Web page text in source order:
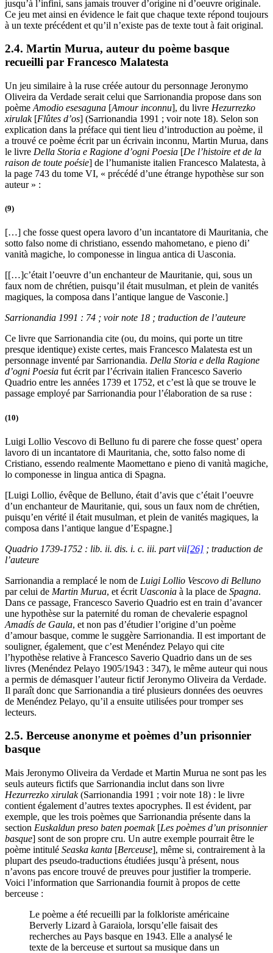
jusqu’à l’infini, sans jamais trouver d’origine ni d’oeuvre originale.
Ce jeu met ainsi en évidence le fait que chaque texte répond toujours
à un texte précédent et qu’il n’existe pas de texte tout à fait original.
2.4. Martin Murua, auteur du poème basque
recueilli par Francesco Malatesta
Un jeu similaire à la ruse créée autour du personnage Jeronymo
Oliveira da Verdade serait celui que Sarrionandia propose dans son
poème Amodio esesaguna [Amour inconnu], du livre Hezurrezko
xirulak [Flûtes d’os] (Sarrionandia 1991 ; voir note 18). Selon son
explication dans la préface qui tient lieu d’introduction au poème, il
a trouvé ce poème écrit par un écrivain inconnu, Martin Murua, dans
le livre Della Storia e Ragione d’ogni Poesia [De l’histoire et de la
raison de toute poésie] de l’humaniste italien Francesco Malatesta, à
la page 743 du tome VI, « précédé d’une étrange hypothèse sur son
auteur » :
(9)
[…] che fosse quest opera lavoro d’un incantatore di Mauritania, che
sotto falso nome di christiano, essendo mahometano, e pieno di’
vanità magiche, lo componesse in lingua antica di Uasconia.
[[…]c’était l’oeuvre d’un enchanteur de Mauritanie, qui, sous un
faux nom de chrétien, puisqu’il était musulman, et plein de vanités
magiques, la composa dans l’antique langue de Vasconie.]
Sarrionandia 1991 : 74 ; voir note 18 ; traduction de l’auteure
Ce livre que Sarrionandia cite (ou, du moins, qui porte un titre
presque identique) existe certes, mais Francesco Malatesta est un
personnage inventé par Sarrionandia. Della Storia e della Ragione
d’ogni Poesia fut écrit par l’écrivain italien Francesco Saverio
Quadrio entre les années 1739 et 1752, et c’est là que se trouve le
passage employé par Sarrionandia pour l’élaboration de sa ruse :
(10)
Luigi Lollio Vescovo di Belluno fu di parere che fosse quest’ opera
lavoro di un incantatore di Mauritania, che, sotto falso nome di
Cristiano, essendo realmente Maomettano e pieno di vanità magiche,
lo componesse in lingua antica di Spagna.
[Luigi Lollio, évêque de Belluno, était d’avis que c’était l’oeuvre
d’un enchanteur de Mauritanie, qui, sous un faux nom de chrétien,
puisqu’en vérité il était musulman, et plein de vanités magiques, la
composa dans l’antique langue d’Espagne.]
Quadrio 1739-1752 : lib. ii. dis. i. c. iii. part vii[26] ; traduction de
l’auteure
Sarrionandia a remplacé le nom de Luigi Lollio Vescovo di Belluno
par celui de Martin Murua, et écrit Uasconia à la place de Spagna.
Dans ce passage, Francesco Saverio Quadrio est en train d’avancer
une hypothèse sur la paternité du roman de chevalerie espagnol
Amadís de Gaula, et non pas d’étudier l’origine d’un poème
d’amour basque, comme le suggère Sarrionandia. Il est important de
souligner, également, que c’est Menéndez Pelayo qui cite
l’hypothèse relative à Francesco Saverio Quadrio dans un de ses
livres (Menéndez Pelayo 1905/1943 : 347), le même auteur qui nous
a permis de démasquer l’auteur fictif Jeronymo Oliveira da Verdade.
Il paraît donc que Sarrionandia a tiré plusieurs données des oeuvres
de Menéndez Pelayo, qu’il a ensuite utilisées pour tromper ses
lecteurs.
2.5. Berceuse anonyme et poèmes d’un prisonnier
basque
Mais Jeronymo Oliveira da Verdade et Martin Murua ne sont pas les
seuls auteurs fictifs que Sarrionandia inclut dans son livre
Hezurrezko xirulak(Sarrionandia 1991 ; voir note 18) : le livre
contient également d’autres textes apocryphes. Il est évident, par
exemple, que les trois poèmes que Sarrionandia présente dans la
section Euskaldun preso baten poemak[Les poèmes d’un prisonnier
basque] sont de son propre cru. Un autre exemple pourrait être le
poème intitulé Seaska kanta [Berceuse], même si, contrairement à la
plupart des pseudo-traductions étudiées jusqu’à présent, nous
n’avons pas encore trouvé de preuves pour justifier la tromperie.
Voici l’information que Sarrionandia fournit à propos de cette
berceuse :
Le poème a été recueilli par la folkloriste américaine
Berverly Lizard à Garaiola, lorsqu’elle faisait des
recherches au Pays basque en 1943. Elle a analysé le
texte de la berceuse et surtout sa musique dans un